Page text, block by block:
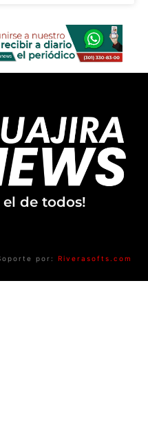
el de todos!
por: Riverasofts.com